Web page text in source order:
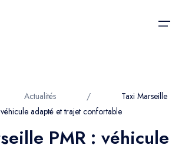
Actualités /
Taxi Marseille
adapté et trajet confortable
PMR : véhicule